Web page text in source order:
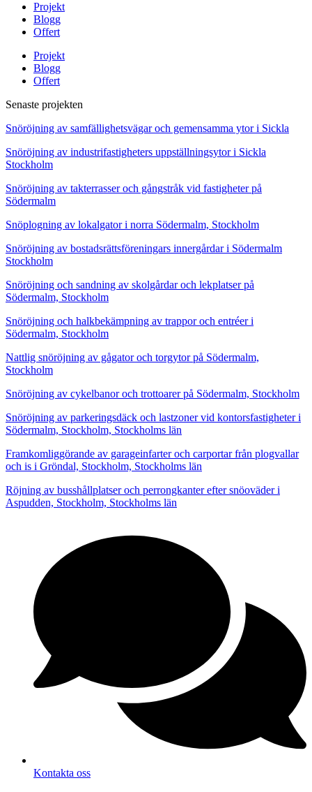
Projekt
Blogg
Offert
Projekt
Blogg
Offert
Senaste projekten
Snöröjning av samfällighetsvägar och gemensamma ytor i Sickla
Snöröjning av industrifastigheters uppställningsytor i Sickla
Stockholm
Snöröjning av takterrasser och gångstråk vid fastigheter på
Södermalm
Snöplogning av lokalgator i norra Södermalm, Stockholm
Snöröjning av bostadsrättsföreningars innergårdar i Södermalm
Stockholm
Snöröjning och sandning av skolgårdar och lekplatser på
Södermalm, Stockholm
Snöröjning och halkbekämpning av trappor och entréer i
Södermalm, Stockholm
Nattlig snöröjning av gågator och torgytor på Södermalm,
Stockholm
Snöröjning av cykelbanor och trottoarer på Södermalm, Stockholm
Snöröjning av parkeringsdäck och lastzoner vid kontorsfastigheter i
Södermalm, Stockholm, Stockholms län
Framkomliggörande av garageinfarter och carportar från plogvallar
och is i Gröndal, Stockholm, Stockholms län
Röjning av busshållplatser och perrongkanter efter snöoväder i
Aspudden, Stockholm, Stockholms län
Kontakta oss